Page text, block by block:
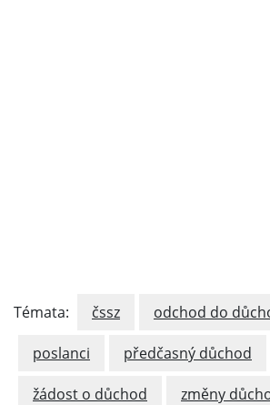
Témata: čssz odchod do
poslanci předčasný důchod
žádost o důchod změny